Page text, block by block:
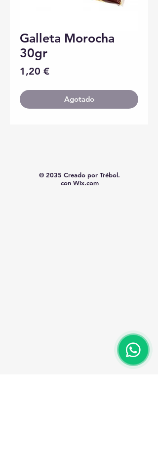
Galleta Morocha
30gr
1,20 €Precio
Agotado
© 2035 Creado por Trébol.
con Wix.com